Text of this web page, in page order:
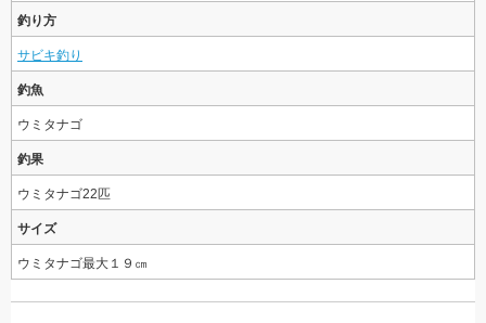
釣り方
サビキ釣り
釣魚
ウミタナゴ
釣果
ウミタナゴ22匹
サイズ
ウミタナゴ最大１９㎝